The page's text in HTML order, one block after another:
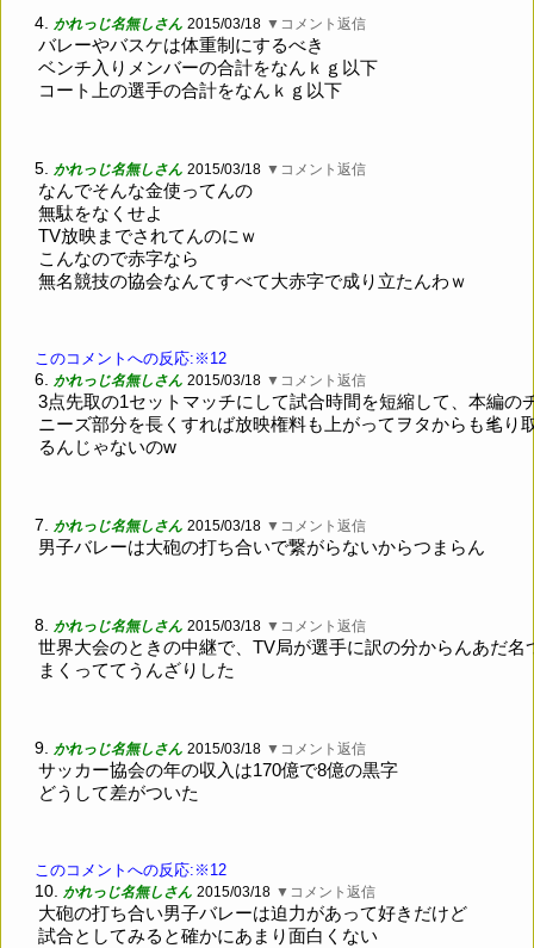
4. かれっじ名無しさん 2015/03/18 ▼コメント返信
バレーやバスケは体重制にするべき
ベンチ入りメンバーの合計をなんｋｇ以下
コート上の選手の合計をなんｋｇ以下
5. かれっじ名無しさん 2015/03/18 ▼コメント返信
なんでそんな金使ってんの
無駄をなくせよ
TV放映までされてんのにｗ
こんなので赤字なら
無名競技の協会なんてすべて大赤字で成り立たんわｗ
このコメントへの反応:※12
6. かれっじ名無しさん 2015/03/18 ▼コメント返信
3点先取の1セットマッチにして試合時間を短縮して、本編の
ニーズ部分を長くすれば放映権料も上がってヲタからも毟り
るんじゃないのw
7. かれっじ名無しさん 2015/03/18 ▼コメント返信
男子バレーは大砲の打ち合いで繋がらないからつまらん
8. かれっじ名無しさん 2015/03/18 ▼コメント返信
世界大会のときの中継で、TV局が選手に訳の分からんあだ名
まくっててうんざりした
9. かれっじ名無しさん 2015/03/18 ▼コメント返信
サッカー協会の年の収入は170億で8億の黒字
どうして差がついた
このコメントへの反応:※12
10. かれっじ名無しさん 2015/03/18 ▼コメント返信
大砲の打ち合い男子バレーは迫力があって好きだけど
試合としてみると確かにあまり面白くない